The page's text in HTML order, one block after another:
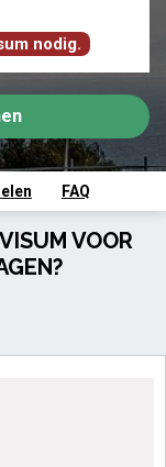
nodig.
FAQ
VOOR